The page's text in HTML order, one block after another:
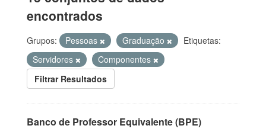
encontrados
Grupos: Pessoas Graduação
Etiquetas:
Servidores
Componentes
Filtrar Resultados
Banco de Professor Equivalente (BPE)